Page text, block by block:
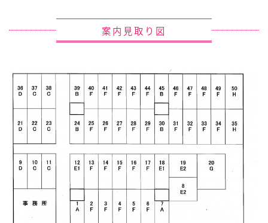
案内見取り図